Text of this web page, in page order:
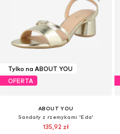
Tylko na ABOUT YOU
OFERTA
ABOUT YOU
Sandały z rzemykami 'Eda'
135,92 zł